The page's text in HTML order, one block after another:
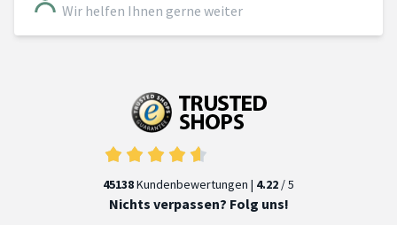
Wir helfen Ihnen gerne weiter
45138Kundenbewertungen | 4.22 / 5
Nichts verpassen? Folg uns!